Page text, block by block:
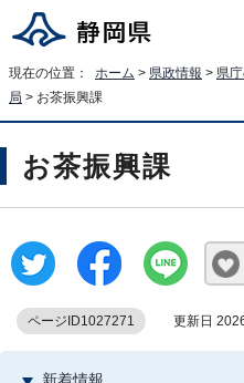
現在の位置： ホーム > 県政情報 > 県
局 > お茶振興課
お茶振興課
ページID1027271 更新日